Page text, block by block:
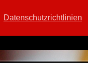
Datenschutzrichtlinien